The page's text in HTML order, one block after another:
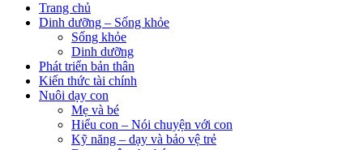
Trang chủ
Dinh dưỡng – Sống khỏe
Sống khỏe
Dinh dưỡng
Phát triển bản thân
Kiến thức tài chính
Nuôi dạy con
Mẹ và bé
Hiểu con – Nói chuyện với con
Kỹ năng – dạy và bảo vệ trẻ